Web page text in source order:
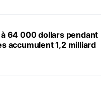
64 000 dollars pendant
accumulent 1,2 milliard